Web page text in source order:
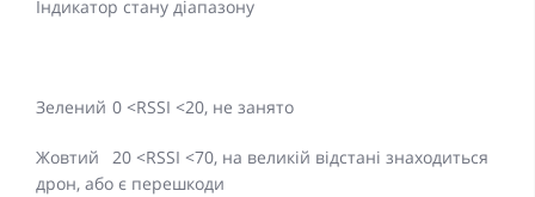
Індикатор стану діапазону
Зелений 0 <RSSI <20, не занято
Жовтий
20 <RSSI <70, на великій відстані знаходиться
дрон, або є перешкоди